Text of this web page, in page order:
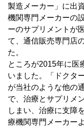
製造メーカー」に出
機関専門メーカーの
ーのサプリメントが
て、通信販売専門店
た。
ところが2015年に医
いました。「ドクタ
が当社のような他の
で、治療とサプリメ
しまい、治療に支障
療機関専門メーカー